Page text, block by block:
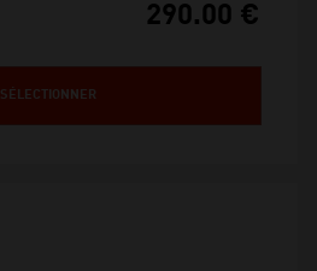
290.00 €
SÉLECTIONNER